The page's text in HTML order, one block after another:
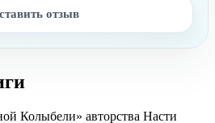
отзыв
Колыбели» авторства Насти